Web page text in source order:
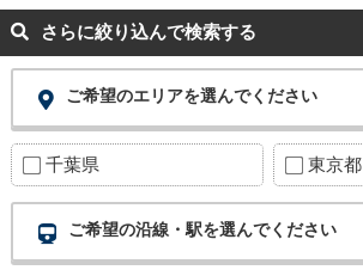
さらに絞り込んで検索する
ご希望のエリアを選んでください
千葉県 東京都
ご希望の沿線・駅を選んでください